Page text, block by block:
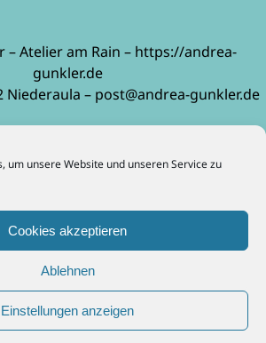
um unsere Website und unseren Service zu
Cookies akzeptieren
Ablehnen
Einstellungen anzeigen
– Atelier am Rain – https://andrea-
gunkler.de
Niederaula – post@andrea-gunkler.de
für die Rückgabe von Tickets